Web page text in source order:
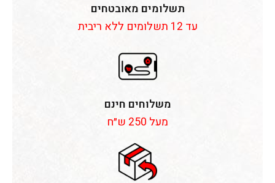
תשלומים מאובטחים
עד 12 תשלומים ללא ריבית
משלוחים חינם
מעל 250 ש״ח